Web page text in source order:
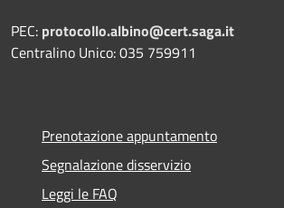
PEC: protocollo.albino@cert.saga.it
Centralino Unico: 035 759911
Prenotazione appuntamento
Segnalazione disservizio
Leggi le FAQ